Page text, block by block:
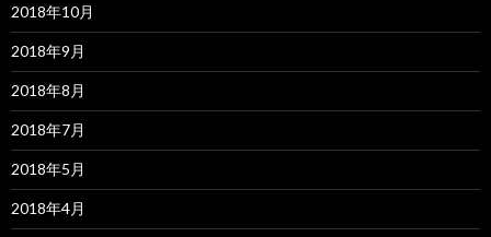
2018年10月
2018年9月
2018年8月
2018年7月
2018年5月
2018年4月